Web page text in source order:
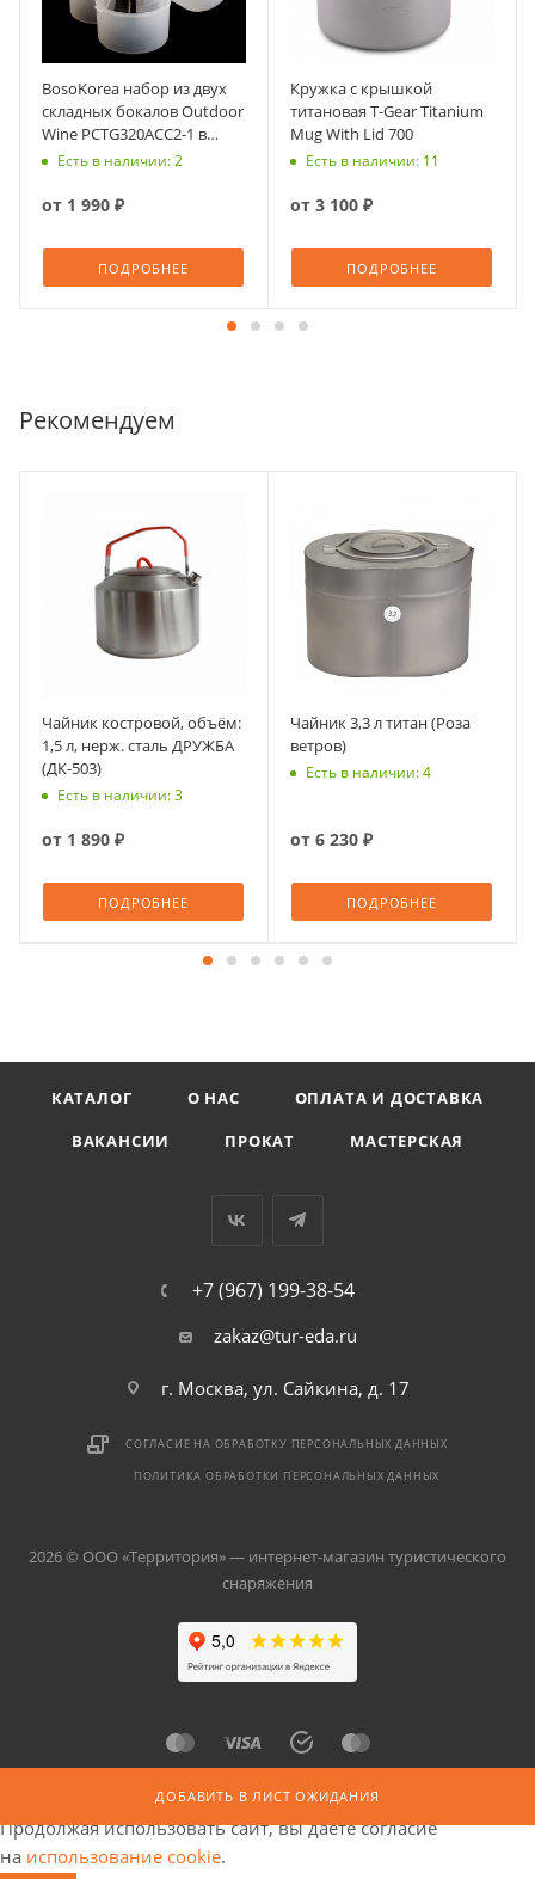
ДОБАВИТЬ В ЛИСТ ОЖИДАНИЯ
BosoKorea набор из двух
складных бокалов Outdoor
Wine PCTG320ACC2-1 в
жестком чехле
Есть в наличии: 2
от 1 990 ₽
ПОДРОБНЕЕ
Кружкa с крышкой
титановая T-Gear Titanium
Mug With Lid 700
Есть в наличии: 11
от 3 100 ₽
ПОДРОБНЕЕ
Рекомендуем
Чайник костровой, объём:
1,5 л, нерж. сталь ДРУЖБА
(ДК-503)
Есть в наличии: 3
от 1 890 ₽
ПОДРОБНЕЕ
Чайник 3,3 л титан (Роза
ветров)
Есть в наличии: 4
от 6 230 ₽
ПОДРОБНЕЕ
КАТАЛОГ О НАС
ОПЛАТА И ДОСТАВКА
ВАКАНСИИ
ПРОКАТ МАСТЕРСКАЯ
+7 (967) 199-38-54
zakaz@tur-eda.ru
г. Москва, ул. Сайкина, д. 17
СОГЛАСИЕ НА ОБРАБОТКУ ПЕРСОНАЛЬНЫХ ДАННЫХ
ПОЛИТИКА ОБРАБОТКИ ПЕРСОНАЛЬНЫХ ДАННЫХ
2026 © ООО «Территория» — интернет-магазин туристического
снаряжения
Продолжая использовать сайт, вы даете согласие
на использование cookie.